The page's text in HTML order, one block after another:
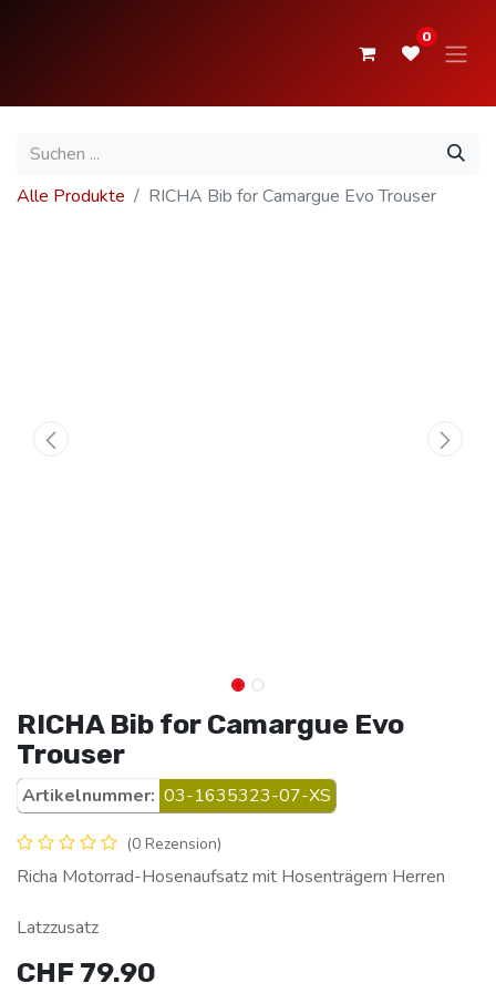
0
Alle Produkte RICHA Bib for Camargue Evo Trouser
RICHA Bib for Camargue Evo
Trouser
Artikelnummer: 03-1635323-07-XS
(0 Rezension)
Richa Motorrad-Hosenaufsatz mit Hosenträgern Herren
Latzzusatz
CHF 79.90